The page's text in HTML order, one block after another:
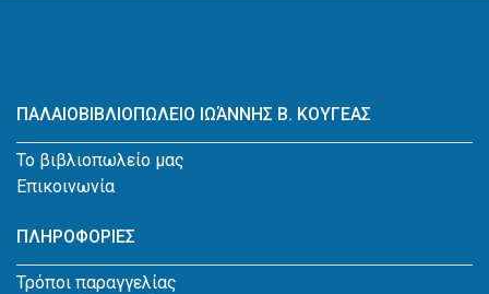
ΠΑΛΑΙΟΒΙΒΛΙΟΠΩΛΕΙΟ ΙΩΆΝΝΗΣ Β. ΚΟΥΓΕΑΣ
Το βιβλιοπωλείο μας
Επικοινωνία
ΠΛΗΡΟΦΟΡΙΕΣ
Τρόποι παραγγελίας